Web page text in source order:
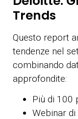
Trends
Questo report
tendenze nel
combinando
approfondite:
Più di 100
Webinar